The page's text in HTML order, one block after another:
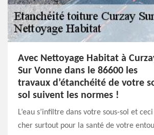
Avec Nettoyage Habitat à
Sur Vonne dans le 86600 les
travaux d’étanchéité de votre
sol suivent les normes !
L’eau s’infiltre dans votre sous-sol et
cher surtout pour la santé de votre